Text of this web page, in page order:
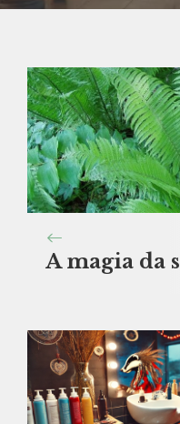
A magia da